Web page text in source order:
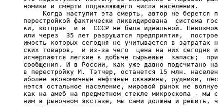
     номики и смерти подавляющего числа населения.
Когда наступит эта смерть, автор не берется
перестройкой фактически ликвидирована  система
ки, которая  и в  СССР не была идеальной.
или через  35 лет разрушатся предприятия,
имость которых сегодня не учитывается в затратах
ских товаров,  и из-за чего  цена на них сегодня
исчерпаются легкие в добыче сырьевые  запасы;
сообщения. И в России, как уже давно подсчитано
в перестройку М. Тэтчер, останется 15 млн.
иболее экономичные нефтяные скважины, рудники,
нется остальное население, мировой рынок не
как на амеб на предметном стекле микроскопа - мы
ним в рыночном экстазе, мы сами должны и решить,